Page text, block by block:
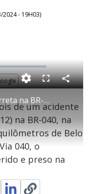
2024 - 19H03)
Acidente envolvendo carreta na BR-040 deixa um ferido em Ouro Preto (MG)
F
l
s
c
e
n
C
o
a
r
i
l
h
a
de um acidente
na BR-040, na
de Belo
040, o
e preso na